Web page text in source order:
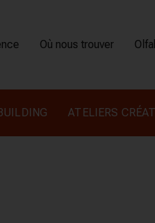
Où nous trouver
ATELIERS